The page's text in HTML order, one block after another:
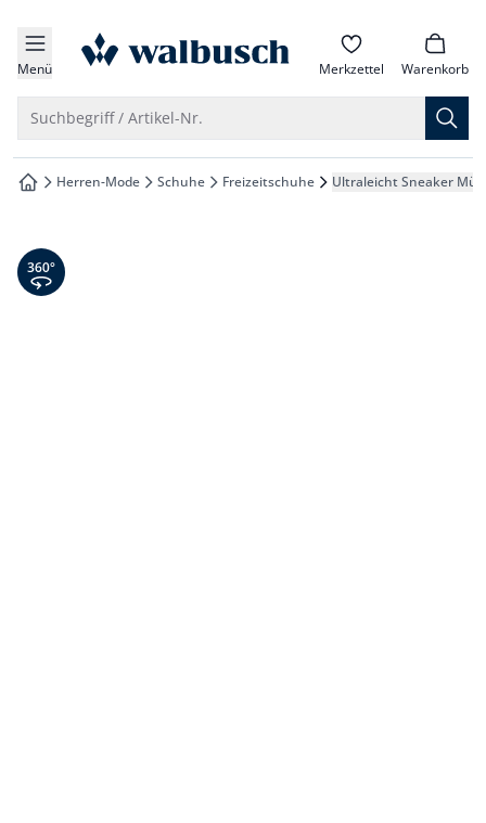
springen
springen
springen
springen
Menü zur Startseite Merkzettel Warenkorb
Suchbegriff / Artikel-Nr.
zur Startseite
Herren-Mode Schuhe Freizeitschuhe Ultraleicht Sneaker
360° Ansicht